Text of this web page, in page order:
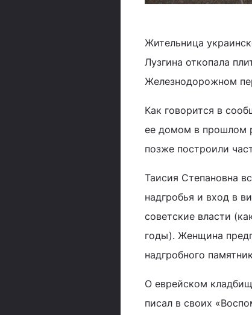
Жительница
Лузгина откопала
Железнодорожном
Как говорится в
ее домом в прошлом
позже построили
Таисия Степановна
надгробья и вход в
советские власти
годы). Женщина
надгробного
О еврейском
писал в своих